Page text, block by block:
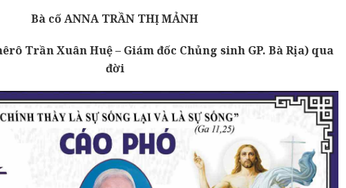
Bà cố ANNA TRẦN THỊ MẢNH
Trần Xuân Huệ – Giám đốc Chủng sinh GP. Bà Rịa) qua
đời